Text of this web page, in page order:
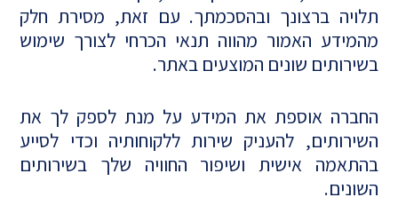
תלויה ברצונך ובהסכמתך. עם זאת, מסירת חלק
מהמידע האמור מהווה תנאי הכרחי לצורך שימוש
בשירותים שונים המוצעים באתר.
החברה אוספת את המידע על מנת לספק לך את
השירותים, להעניק שירות ללקוחותיה וכדי לסייע
בהתאמה אישית ושיפור החוויה שלך בשירותים
השונים.